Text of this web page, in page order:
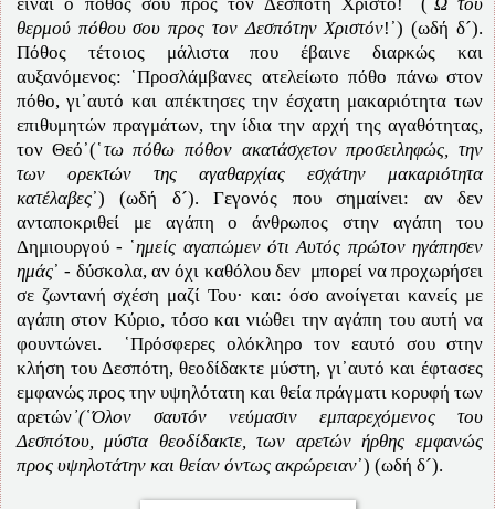
θερμού πόθου σου προς τον Δεσπότην Χριστόν!᾽) (ωδή δ´).
Πόθος τέτοιος μάλιστα που έβαινε διαρκώς και
αυξανόμενος: ῾Προσλάμβανες ατελείωτο πόθο πάνω στον
πόθο, γι᾽αυτό και απέκτησες την έσχατη μακαριότητα των
επιθυμητών πραγμάτων, την ίδια την αρχή της αγαθότητας,
τον Θεό᾽(῾τω πόθω πόθον ακατάσχετον προσειληφώς, την
των ορεκτών της αγαθαρχίας εσχάτην μακαριότητα
κατέλαβες᾽) (ωδή δ´). Γεγονός που σημαίνει: αν δεν
ανταποκριθεί με αγάπη ο άνθρωπος στην αγάπη του
Δημιουργού - ῾ημείς αγαπώμεν ότι Αυτός πρώτον ηγάπησεν
ημάς᾽ - δύσκολα, αν όχι καθόλου δεν μπορεί να προχωρήσει
σε ζωντανή σχέση μαζί Του· και: όσο ανοίγεται κανείς με
αγάπη στον Κύριο, τόσο και νιώθει την αγάπη του αυτή να
φουντώνει. ῾Πρόσφερες ολόκληρο τον εαυτό σου στην
κλήση του Δεσπότη, θεοδίδακτε μύστη, γι᾽αυτό και έφτασες
εμφανώς προς την υψηλότατη και θεία πράγματι κορυφή των
αρετών᾽(῾Όλον σαυτόν νεύμασιν εμπαρεχόμενος του
Δεσπότου, μύστα θεοδίδακτε, των αρετών ήρθης εμφανώς
προς υψηλοτάτην και θείαν όντως ακρώρειαν᾽) (ωδή δ´).